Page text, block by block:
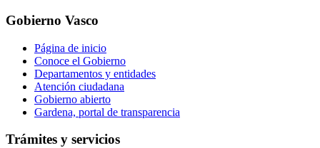
Gobierno Vasco
Página de inicio
Conoce el Gobierno
Departamentos y entidades
Atención ciudadana
Gobierno abierto
Gardena, portal de transparencia
Trámites y servicios